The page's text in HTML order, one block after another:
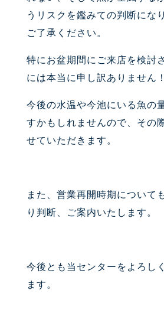
うリスクを鑑みての判断にな
ご了承ください。
特にお盆期間にご来店を検討
には本当に申し訳ありません！
今後の水温や今池にいる魚の
すかもしれませんので、その
せていただきます。
また、営業再開時期について
り判断、ご案内いたします。
今後とも当センターをよろし
ます。